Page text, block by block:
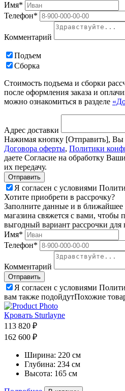
Имя*
Телефон*
Комментарий
Подъем
Сборка
Стоимость подъема и сборки
после оформления заказа и
можно ознакомиться в разделе
Адрес доставки
Нажимая кнопку [Отправить], Вы
Договора оферты, Политики
даете Согласие на обработку
их передачу.
Я согласен с условиями
Хотите приобрети в рассрочку?
Заполните данные и в ближайшее
магазина свяжется с вами, чтобы
выгодный вариант рассрочки для
Имя*
Телефон*
Комментарий
Я согласен с условиями
вам также подойдутПохожие
Кровать Sturlayne
113 820 ₽
162 600 ₽
Ширина: 220 см
Глубина: 234 см
Высота: 165 см